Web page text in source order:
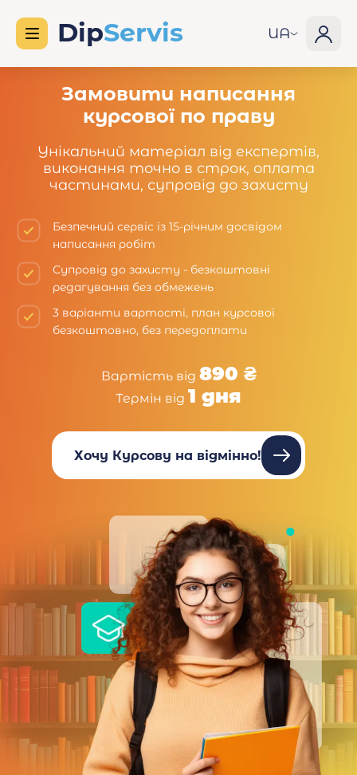
UA
Замовити написання
курсової по праву
Унікальний матеріал від експертів,
виконання точно в строк, оплата
частинами, супровід до захисту
Безпечний сервіс із 15-річним досвідом
написання робіт
Супровід до захисту - безкоштовні
редагування без обмежень
3 варіанти вартості, план курсової
безкоштовно, без передоплати
Вартість від 890 ₴
Термін від 1 дня
Хочу Курсову на відмінно!